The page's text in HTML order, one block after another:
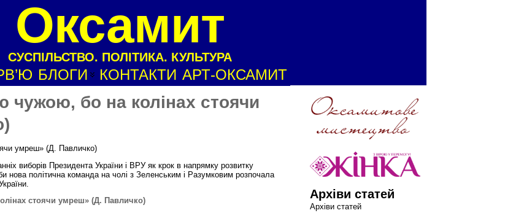
Оксамит
СУСПІЛЬСТВО. ПОЛІТИКА. КУЛЬТУРА
БЛОГИ КОНТАКТИ АРТ-ОКСАМИТ
бо на колінах стоячи
умреш» (Д. Павличко)
виборів Президента України і ВРУ як крок в напрямку розвитку
нова політична команда на чолі з Зеленським і Разумковим розпочала
стоячи умреш» (Д. Павличко) Архіви статей
Архіви статей